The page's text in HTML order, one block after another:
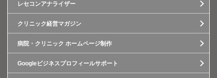
レセコンアナライザー
クリニック経営マガジン
病院・クリニック ホームページ制作
Googleビジネスプロフィールサポート